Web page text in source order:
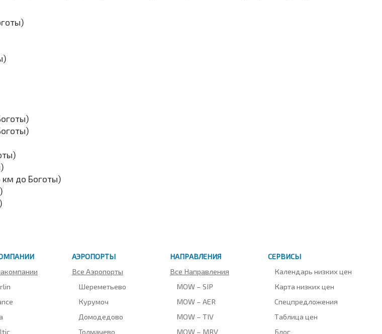
км до Боготы)
АЭРОПОРТЫ
Все Аэропорты
Шереметьево
Курумоч
Домодедово
Толмачево
НАПРАВЛЕНИЯ
Все Направления
MOW – SIP
MOW – AER
MOW – TIV
MOW – MRV
СЕРВИСЫ
Календарь низких цен
Карта низких цен
Спецпредложения
Таблица цен
Блог